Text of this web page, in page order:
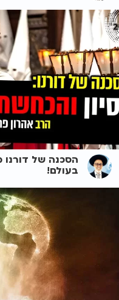
הסכנה של דורנו
בעולם!